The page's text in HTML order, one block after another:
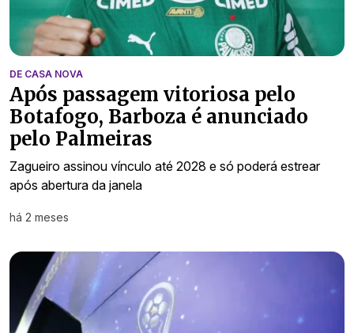
DE CASA NOVA
Após passagem vitoriosa pelo
Botafogo, Barboza é anunciado
pelo Palmeiras
Zagueiro assinou vínculo até 2028 e só poderá estrear
após abertura da janela
há 2 meses